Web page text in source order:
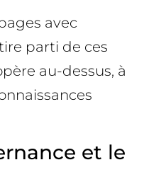
avec
parti de ces
au-dessus, à
et le